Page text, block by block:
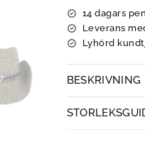
14 dagars
Leverans
Lyhörd
BESKRIVNING